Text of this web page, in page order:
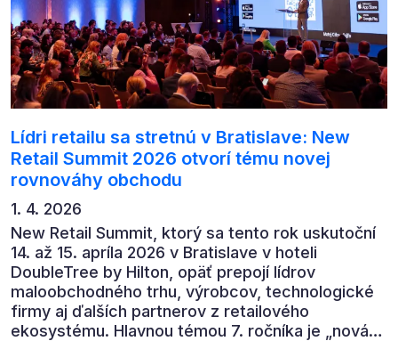
Lídri retailu sa stretnú v Bratislave: New
Retail Summit 2026 otvorí tému novej
rovnováhy obchodu
1. 4. 2026
New Retail Summit, ktorý sa tento rok uskutoční
14. až 15. apríla 2026 v Bratislave v hoteli
DoubleTree by Hilton, opäť prepojí lídrov
maloobchodného trhu, výrobcov, technologické
firmy aj ďalších partnerov z retailového
ekosystému. Hlavnou témou 7. ročníka je „nová